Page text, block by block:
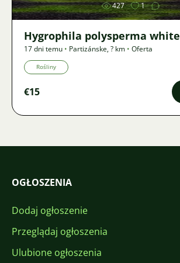
427 1
Hygrophila polysperma white
17 dni temu • Partizánske,? km • Oferta
Rośliny
€15
OGŁOSZENIA
Dodaj ogłoszenie
Przeglądaj ogłoszenia
Ulubione ogłoszenia